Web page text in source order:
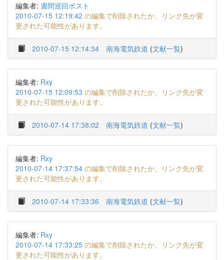
編集者: 週間巡回ポスト
2010-07-15 12:19:42 の編集で削除されたか、リンク先が変
更された可能性があります。
2010-07-15 12:14:34 南海電気鉄道 (文献一覧)
編集者: Rxy
2010-07-15 12:09:53 の編集で削除されたか、リンク先が変
更された可能性があります。
2010-07-14 17:38:02 南海電気鉄道 (文献一覧)
編集者: Rxy
2010-07-14 17:37:54 の編集で削除されたか、リンク先が変
更された可能性があります。
2010-07-14 17:33:36 南海電気鉄道 (文献一覧)
編集者: Rxy
2010-07-14 17:33:25 の編集で削除されたか、リンク先が変
更された可能性があります。